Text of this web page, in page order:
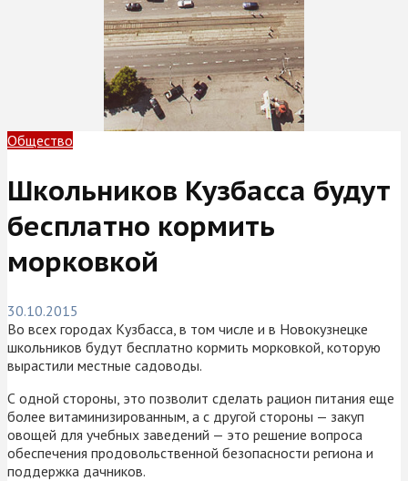
Общество
Школьников Кузбасса будут
бесплатно кормить
морковкой
30.10.2015
Во всех городах Кузбасса, в том числе и в Новокузнецке
школьников будут бесплатно кормить морковкой, которую
вырастили местные садоводы.
С одной стороны, это позволит сделать рацион питания еще
более витаминизированным, а с другой стороны — закуп
овощей для учебных заведений — это решение вопроса
обеспечения продовольственной безопасности региона и
поддержка дачников.